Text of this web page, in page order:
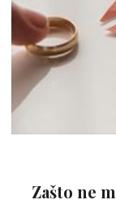
Zašto ne